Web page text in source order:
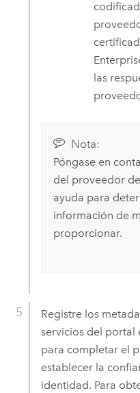
las
Nota:
Póngase en
del proveedor
ayuda para
información de
proporcionar.
Registre los
servicios del portal
para completar el
establecer la
identidad. Para